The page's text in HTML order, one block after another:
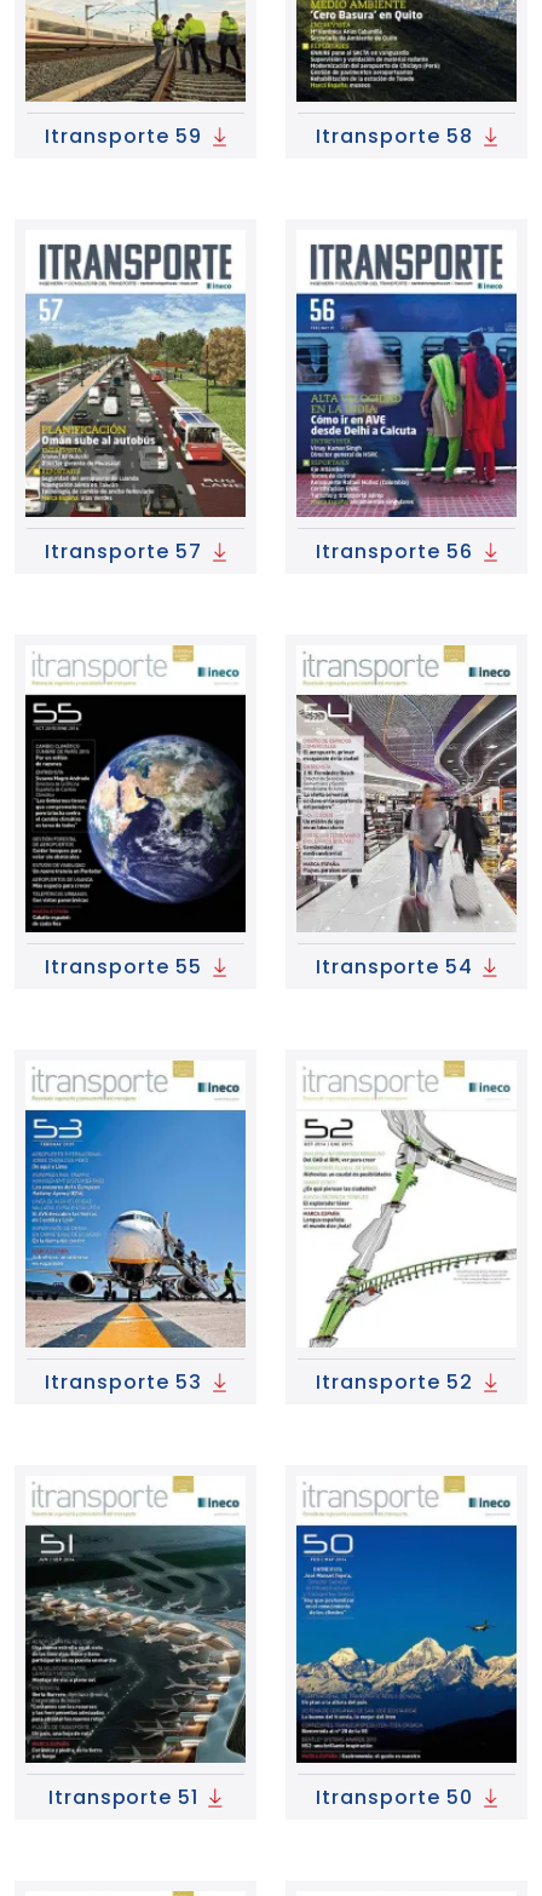
Itransporte 59 Itransporte 58
Itransporte 57 Itransporte 56
Itransporte 55 Itransporte 54
Itransporte 53 Itransporte 52
Itransporte 51 Itransporte 50